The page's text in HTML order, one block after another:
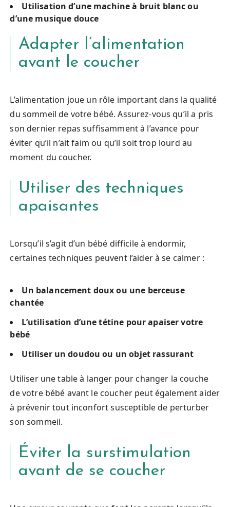
Utilisation d’une machine à bruit blanc ou
d’une musique douce
Adapter l’alimentation
avant le coucher
L’alimentation joue un rôle important dans la qualité
du sommeil de votre bébé. Assurez-vous qu’il a pris
son dernier repas suffisamment à l’avance pour
éviter qu’il n’ait faim ou qu’il soit trop lourd au
moment du coucher.
Utiliser des techniques
apaisantes
Lorsqu’il s’agit d’un bébé difficile à endormir,
certaines techniques peuvent l’aider à se calmer :
Un balancement doux ou une berceuse
chantée
L’utilisation d’une tétine pour apaiser votre
bébé
Utiliser un doudou ou un objet rassurant
Utiliser une table à langer pour changer la couche
de votre bébé avant le coucher peut également aider
à prévenir tout inconfort susceptible de perturber
son sommeil.
Éviter la surstimulation
avant de se coucher